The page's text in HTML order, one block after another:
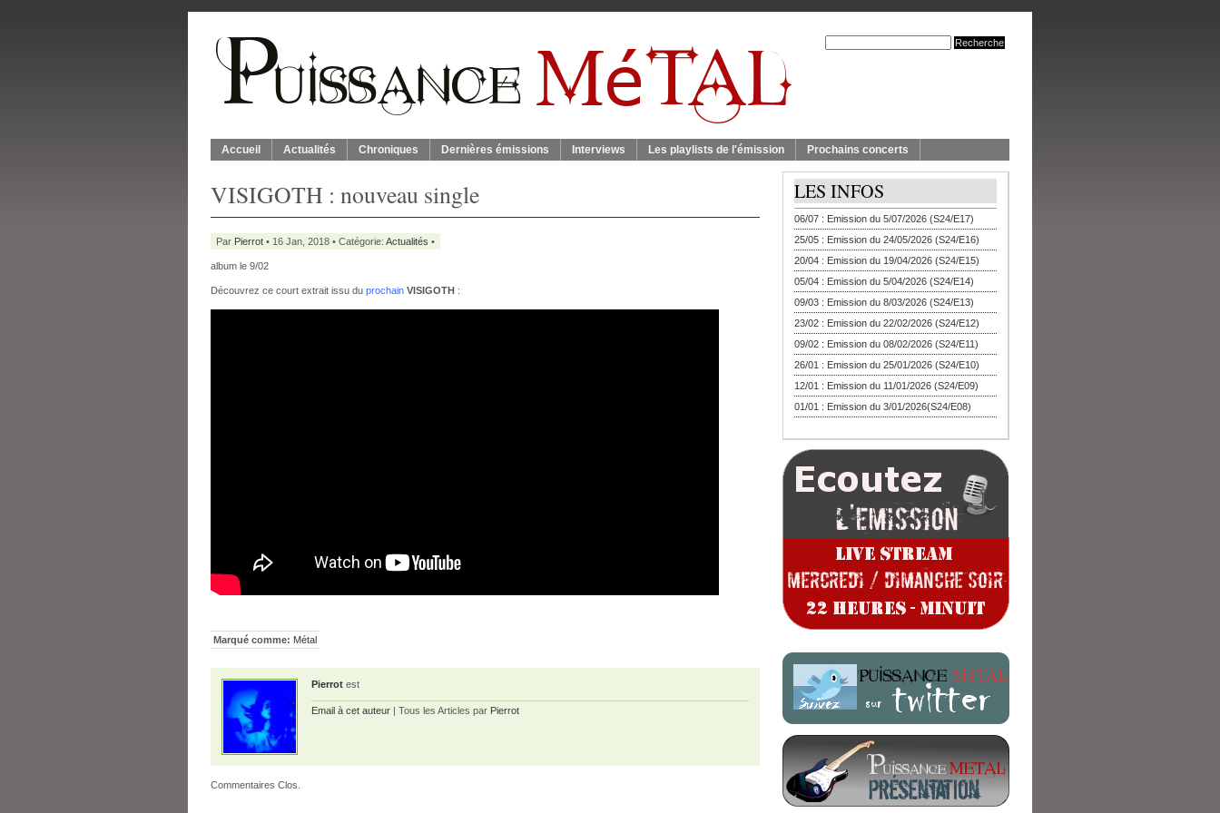
Accueil Actualités Chroniques Dernières émissions Interviews Les playlists de l'émission Prochains concerts
VISIGOTH : nouveau single
Par Pierrot • 16 Jan, 2018 • Catégorie: Actualités •
album le 9/02
Découvrez ce court extrait issu du prochain VISIGOTH :
Marqué comme: Métal
Pierrot est
Email à cet auteur | Tous les Articles par Pierrot
Commentaires Clos.
LES INFOS
06/07 : Emission du 5/07/2026 (S24/E17)
25/05 : Emission du 24/05/2026 (S24/E16)
20/04 : Emission du 19/04/2026 (S24/E15)
05/04 : Emission du 5/04/2026 (S24/E14)
09/03 : Emission du 8/03/2026 (S24/E13)
23/02 : Emission du 22/02/2026 (S24/E12)
09/02 : Emission du 08/02/2026 (S24/E11)
26/01 : Emission du 25/01/2026 (S24/E10)
12/01 : Emission du 11/01/2026 (S24/E09)
01/01 : Emission du 3/01/2026(S24/E08)